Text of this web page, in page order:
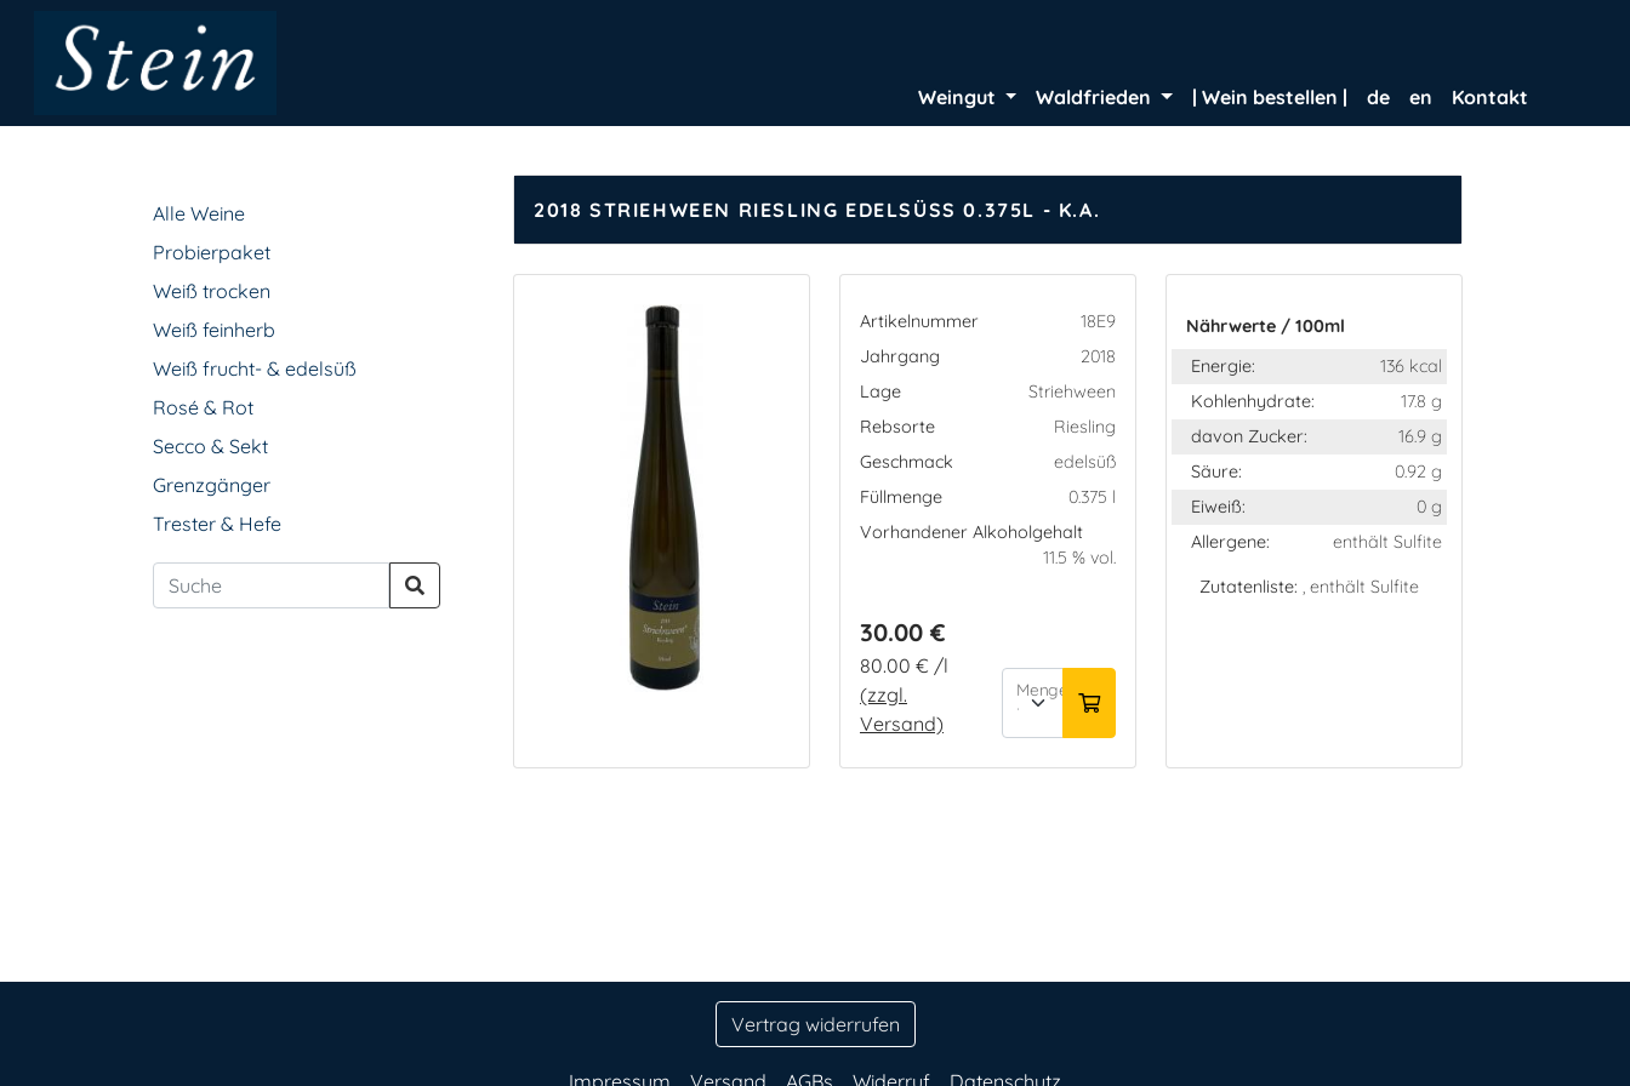
Weingut Waldfrieden | Wein bestellen | de en Kontakt
Alle Weine
Probierpaket
Weiß trocken
Weiß feinherb
Weiß frucht- & edelsüß
Rosé & Rot
Secco & Sekt
Grenzgänger
Trester & Hefe
2018 STRIEHWEEN RIESLING EDELSÜSS 0.375L - K.A.
Artikelnummer
18E9
Jahrgang
2018
Lage
Striehween
Rebsorte
Riesling
Geschmack
edelsüß
Füllmenge
0.375 l
Vorhandener Alkoholgehalt
11.5 % vol.
30.00 €
80.00 € /l
(zzgl.
Versand)
Menge:
Nährwerte / 100ml
Energie:
136 kcal
Kohlenhydrate:
17.8 g
davon Zucker:
16.9 g
Säure:
0.92 g
Eiweiß:
0 g
Allergene:
enthält Sulfite
Zutatenliste: , enthält Sulfite
Vertrag widerrufen
Impressum Versand AGBs Widerruf Datenschutz